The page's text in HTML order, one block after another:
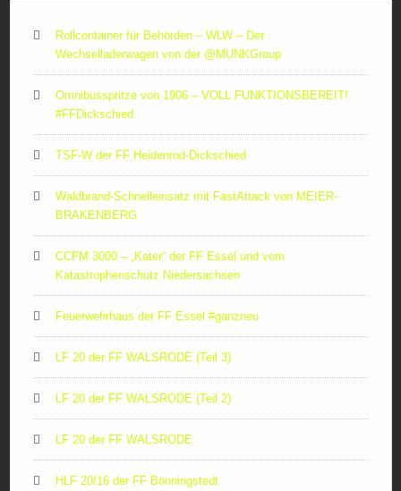
Rollcontainer für Behörden – WLW – Der
Wechselladerwagen von der ‪@MUNKGroup‬
Omnibusspritze von 1906 – VOLL FUNKTIONSBEREIT!
#FFDickschied
TSF-W der FF Heidenrod-Dickschied
Waldbrand-Schnelleinsatz mit FastAttack von MEIER-
BRAKENBERG
CCFM 3000 – „Kater“ der FF Essel und vom
Katastrophenschutz Niedersachsen
Feuerwehrhaus der FF Essel #ganzneu
LF 20 der FF WALSRODE (Teil 3)
LF 20 der FF WALSRODE (Teil 2)
LF 20 der FF WALSRODE
HLF 20/16 der FF Bönningstedt